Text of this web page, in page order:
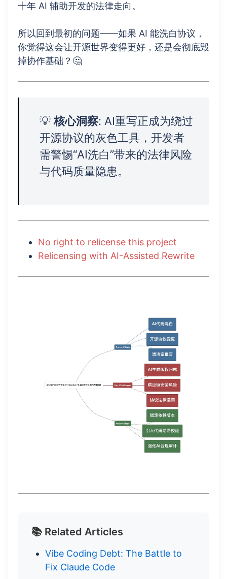
十年 AI 辅助开发的法律走向。
所以回到最初的问题——如果 AI 能洗白协议，
你觉得这会让开源世界变得更好，还是会彻底毁
掉协作基础？🤔
💡核心洞察: AI重写正成为绕过
开源协议的灰色工具，开发者
需警惕“AI洗白”带来的法律风险
与代码质量隐患。
No right to relicense this project
Relicensing with AI-Assisted Rewrite
📚 Related Articles
Vibe Coding Debt: The Battle to
Fix Claude Code